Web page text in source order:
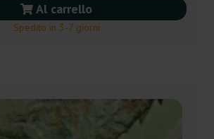
Al carrello
Spedito in 3-7 giorni